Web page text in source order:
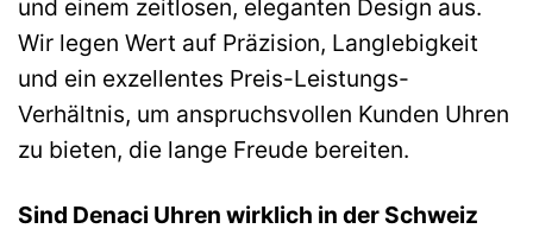
und einem zeitlosen, eleganten Design aus.
Wir legen Wert auf Präzision, Langlebigkeit
und ein exzellentes Preis-Leistungs-
Verhältnis, um anspruchsvollen Kunden Uhren
zu bieten, die lange Freude bereiten.
Sind Denaci Uhren wirklich in der Schweiz